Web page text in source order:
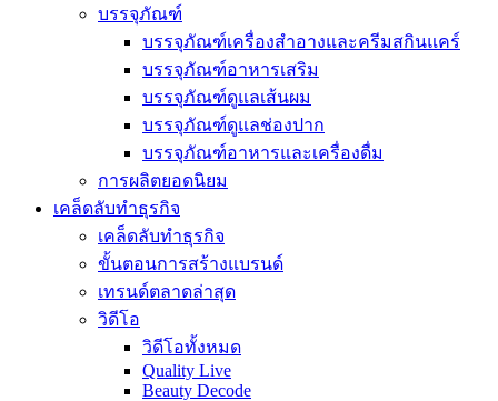
บรรจุภัณฑ์
บรรจุภัณฑ์เครื่องสำอางและครีมสกินแคร์
บรรจุภัณฑ์อาหารเสริม
บรรจุภัณฑ์ดูแลเส้นผม
บรรจุภัณฑ์ดูแลช่องปาก
บรรจุภัณฑ์อาหารและเครื่องดื่ม
การผลิตยอดนิยม
เคล็ดลับทำธุรกิจ
เคล็ดลับทำธุรกิจ
ขั้นตอนการสร้างแบรนด์
เทรนด์ตลาดล่าสุด
วิดีโอ
วิดีโอทั้งหมด
Quality Live
Beauty Decode